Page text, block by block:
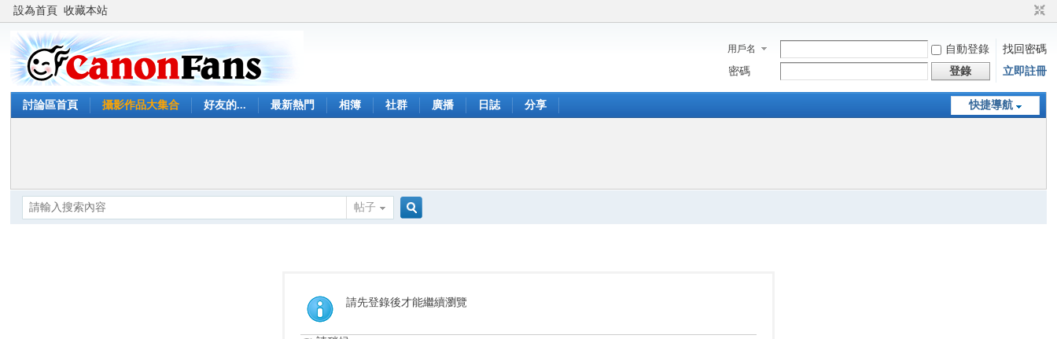
設為首頁 收藏本站
用戶名 自動登錄
找回密碼
密碼
登錄 立即註冊
快捷導航
討論區首頁 攝影作品大集合 好友的... 最新熱門 相簿 社群 廣播 日誌 分享
帖子
索
請先登錄後才能繼續瀏覽